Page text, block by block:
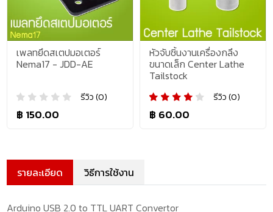
เพลทยึดสเตปมอเตอร์
Nema17 - JDD-AE
รีวิว (0)
฿ 150.00
หัวจับชิ้นงานเครื่องกลึง
ขนาดเล็ก Center Lathe
Tailstock
รีวิว (0)
฿ 60.00
รายละเอียด วิธีการใช้งาน
Arduino USB 2.0 to TTL UART Convertor